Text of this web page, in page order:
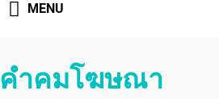
MENU
คําคมโฆษณา